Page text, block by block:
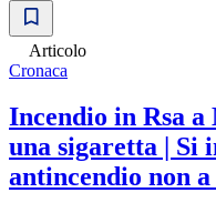
Articolo
Cronaca
Incendio in Rsa
una sigaretta | Si
antincendio non